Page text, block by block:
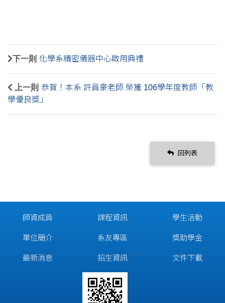
下一則 化學系精密儀器中心啟用典禮
上一則 恭賀！本系 許員豪老師 榮獲 106學年度教師「教
學優良獎」
回列表
師資成員
單位簡介
最新消息
課程資訊
系友專區
招生資訊
學生活動
獎助學金
文件下載